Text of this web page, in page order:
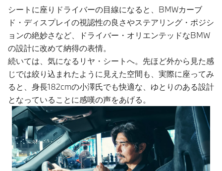
シートに座りドライバーの目線になると、BMWカーブ
ド・ディスプレイの視認性の良さやステアリング・ポジシ
ョンの絶妙さなど、ドライバー・オリエンテッドなBMW
の設計に改めて納得の表情。
続いては、気になるリヤ・シートへ。先ほど外から見た感
じでは絞り込まれたように見えた空間も、実際に座ってみ
ると、身長182cmの小澤氏でも快適な、ゆとりのある設計
となっていることに感嘆の声をあげる。